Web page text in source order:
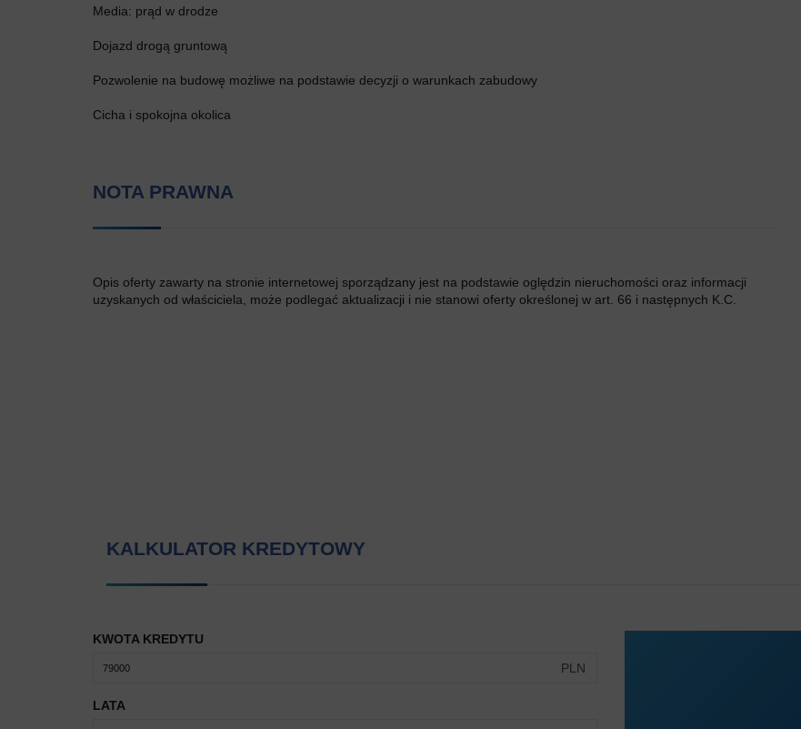
Media: prąd w drodze
Dojazd drogą gruntową
Pozwolenie na budowę możliwe na podstawie decyzji o warunkach zabudowy
Cicha i spokojna okolica
NOTA PRAWNA
Opis oferty zawarty na stronie internetowej sporządzany jest na podstawie oględzin nieruchomości oraz informacji
uzyskanych od właściciela, może podlegać aktualizacji i nie stanowi oferty określonej w art. 66 i następnych K.C.
KALKULATOR KREDYTOWY
KWOTA KREDYTU
PLN
LATA